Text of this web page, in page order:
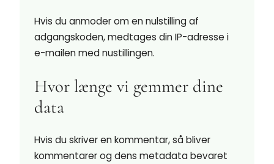
Hvis du anmoder om en nulstilling af
adgangskoden, medtages din IP-adresse i
e-mailen med nustillingen.
Hvor længe vi gemmer dine
data
Hvis du skriver en kommentar, så bliver
kommentarer og dens metadata bevaret